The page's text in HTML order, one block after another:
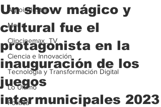
Agroindustria
Moda
Clipcinemax_TV
Ciencia e Innovación
Tecnología y Transformación Digital
Lo Ultimo
Politica
Un show mágico y
cultural fue el
protagonista en la
inauguración de los
juegos
intermunicipales 2023